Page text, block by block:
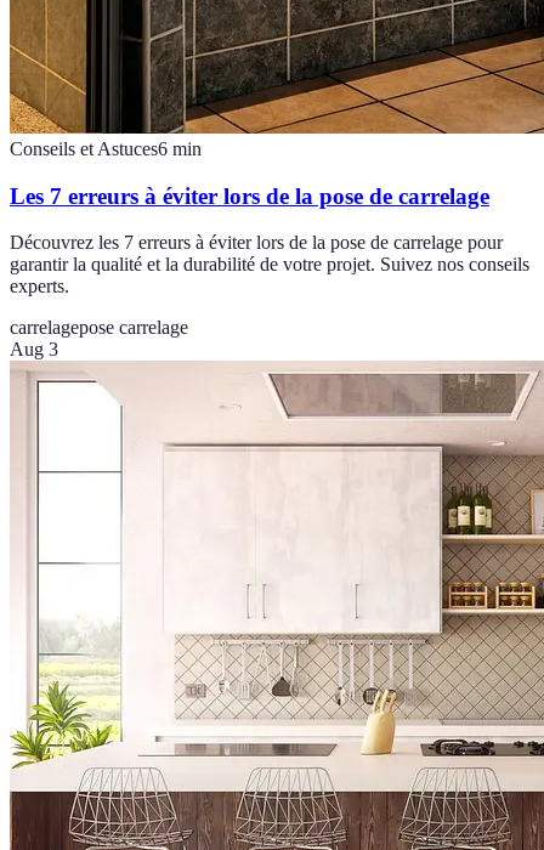
Conseils et Astuces6 min
Les 7 erreurs à éviter lors de la pose de carrelage
Découvrez les 7 erreurs à éviter lors de la pose de carrelage pour
garantir la qualité et la durabilité de votre projet. Suivez nos conseils
experts.
carrelagepose carrelage
Aug 3